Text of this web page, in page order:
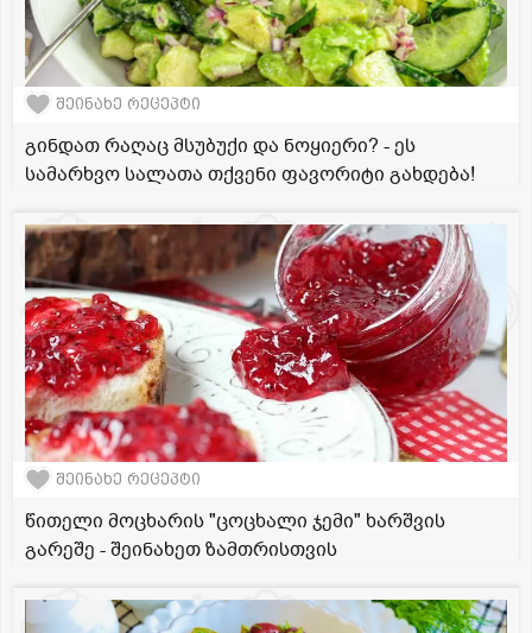
შეინახე რეცეპტი
გინდათ რაღაც მსუბუქი და ნოყიერი? - ეს
სამარხვო სალათა თქვენი ფავორიტი გახდება!
შეინახე რეცეპტი
წითელი მოცხარის "ცოცხალი ჯემი" ხარშვის
გარეშე - შეინახეთ ზამთრისთვის